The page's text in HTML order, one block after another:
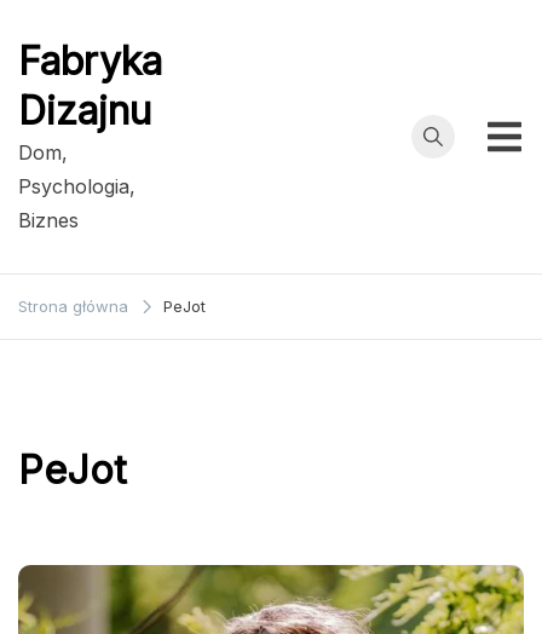
Fabryka
Dizajnu
Dom,
Psychologia,
Biznes
Strona główna PeJot
PeJot